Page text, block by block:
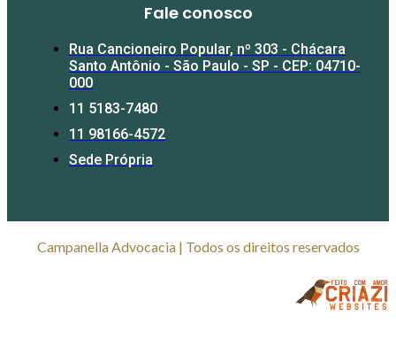
Fale conosco​
Rua Cancioneiro Popular, nº 303 - Chácara
Santo Antônio - São Paulo - SP - CEP: 04710-
000
11 5183-7480
11 98166-4572
Sede Própria
Campanella Advocacia | Todos os direitos reservados